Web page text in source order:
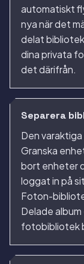
automatiskt
nya när det
delat
dina privata
det därifrån.
Separera
Den
Granska
bort enheter
loggat in på
Foton-
Delade
fotobibliotek